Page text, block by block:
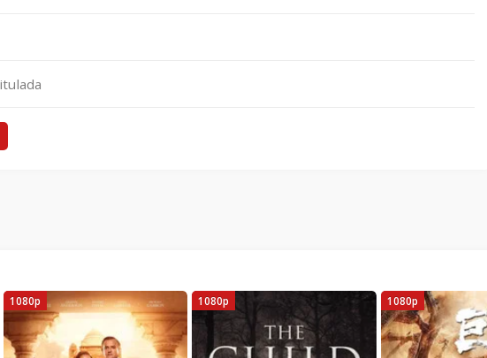
1080p 1080p 1080p